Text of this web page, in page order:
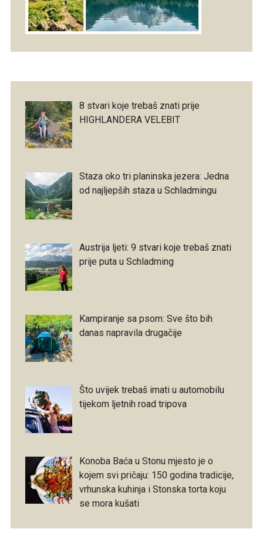
8 stvari koje trebaš znati prije
HIGHLANDERA VELEBIT
Staza oko tri planinska jezera: Jedna
od najljepših staza u Schladmingu
Austrija ljeti: 9 stvari koje trebaš znati
prije puta u Schladming
Kampiranje sa psom: Sve što bih
danas napravila drugačije
Što uvijek trebaš imati u automobilu
tijekom ljetnih road tripova
Konoba Baća u Stonu mjesto je o
kojem svi pričaju: 150 godina tradicije,
vrhunska kuhinja i Stonska torta koju
se mora kušati